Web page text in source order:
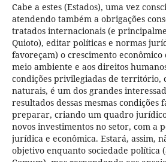
Cabe a estes (Estados), uma vez
atendendo também a obrigações
tratados internacionais (e
Quioto), editar políticas e normas
favoreçam) o crescimento econômico
meio ambiente e aos direitos
condições privilegiadas de território,
naturais, é um dos grandes
resultados dessas mesmas condições
preparar, criando um quadro
novos investimentos no setor, com a
jurídica e econômica. Estará, assim,
objetivo enquanto sociedade política